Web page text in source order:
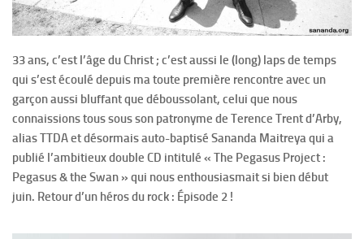
33 ans, c’est l’âge du Christ ; c’est aussi le (long) laps de temps
qui s’est écoulé depuis ma toute première rencontre avec un
garçon aussi bluffant que déboussolant, celui que nous
connaissions tous sous son patronyme de Terence Trent d’Arby,
alias TTDA et désormais auto-baptisé Sananda Maitreya qui a
publié l’ambitieux double CD intitulé « The Pegasus Project :
Pegasus & the Swan » qui nous enthousiasmait si bien début
juin. Retour d’un héros du rock : Épisode 2 !